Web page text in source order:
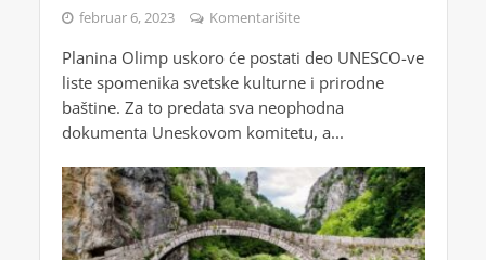
februar 6, 2023 Komentarišite
Planina Olimp uskoro će postati deo UNESCO-ve
liste spomenika svetske kulturne i prirodne
baštine. Za to predata sva neophodna
dokumenta Uneskovom komitetu, a...